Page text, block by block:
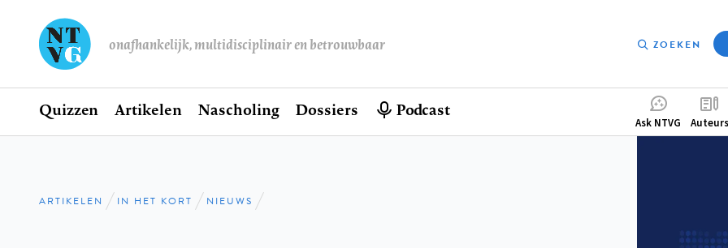
onafhankelijk, multidisciplinair en betrouwbaar ZOEKEN
Hoofdnavigatie
Home
Quizzen Artikelen Nascholing Dossiers Podcast
Ask NTVG Auteurs
Kruimelpad
ARTIKELEN IN HET KORT NIEUWS